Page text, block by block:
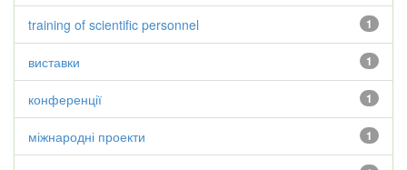
1
training of scientific personnel
1
виставки
1
конференції
1
міжнародні проекти